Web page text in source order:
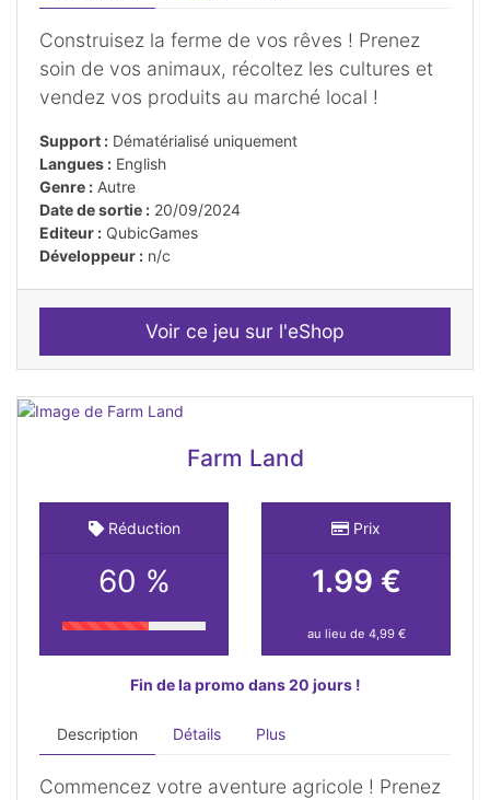
Construisez la ferme de vos rêves ! Prenez
soin de vos animaux, récoltez les cultures et
vendez vos produits au marché local !
Support : Dématérialisé uniquement
Langues : English
Genre : Autre
Date de sortie : 20/09/2024
Editeur : QubicGames
Développeur : n/c
Voir ce jeu sur l'eShop
Farm Land
Réduction
60 %
Prix
1.99 €
au lieu de 4,99 €
Fin de la promo dans 20 jours !
Description Détails Plus
Commencez votre aventure agricole ! Prenez